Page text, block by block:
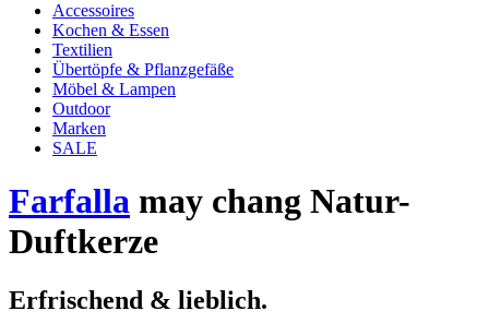
Accessoires
Kochen & Essen
Textilien
Übertöpfe & Pflanzgefäße
Möbel & Lampen
Outdoor
Marken
SALE
Farfalla may chang Natur-
Duftkerze
Erfrischend & lieblich.